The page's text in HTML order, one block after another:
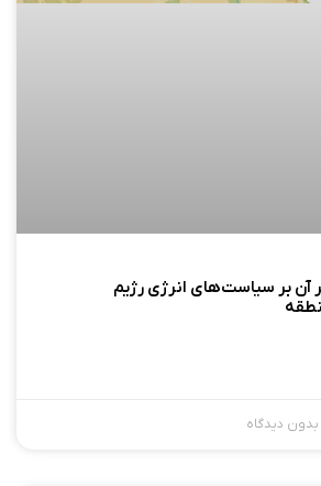
آن بر سیاست‌های انرژی رژيم
بدون دیدگاه